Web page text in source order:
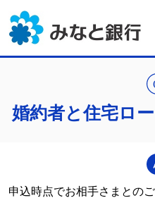
婚約者と住宅ロ
申込時点でお相手さまとの